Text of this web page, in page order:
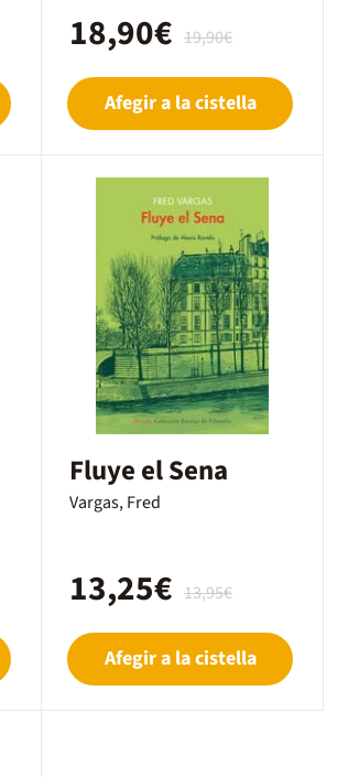
19,90€
18,90€
Afegir a la cistella
Fluye el Sena
Vargas, Fred
13,95€
13,25€
Afegir a la cistella